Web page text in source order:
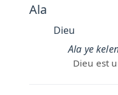
Ala
Dieu
Ala ye
Dieu est